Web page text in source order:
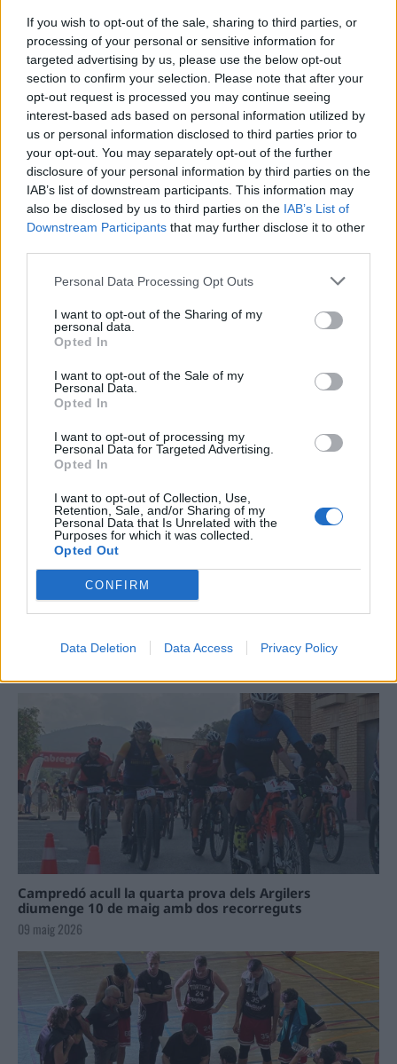
If you wish to opt-out of the sale, sharing to third parties, or
processing of your personal or sensitive information for
targeted advertising by us, please use the below opt-out
section to confirm your selection. Please note that after your
opt-out request is processed you may continue seeing
interest-based ads based on personal information utilized by
us or personal information disclosed to third parties prior to
your opt-out. You may separately opt-out of the further
disclosure of your personal information by third parties on the
IAB’s list of downstream participants. This information may
also be disclosed by us to third parties on the IAB’s List of
Downstream Participants that may further disclose it to other
Personal Data Processing Opt Outs
I want to opt-out of the Sharing of my
personal data.
Opted In
I want to opt-out of the Sale of my
Personal Data.
Opted In
I want to opt-out of processing my
Personal Data for Targeted Advertising.
Opted In
I want to opt-out of Collection, Use,
Retention, Sale, and/or Sharing of my
Personal Data that Is Unrelated with the
Purposes for which it was collected.
Opted Out
CONFIRM
Data Deletion Data Access Privacy Policy
Blaumut lidera el cartell musical de les
Festes
31 de juliol de 2026
Caçadors de subvencions
30 de juliol de 2026
Amposta viurà unes festes amb més
de 200 actes i l’expectació per l’eclipsi
31 de juliol de 2026
Carrega més
Running Sèries Terres de l’Ebre
Campredó acull la quarta prova dels Argilers
diumenge 10 de maig amb dos recorreguts
09 maig 2026